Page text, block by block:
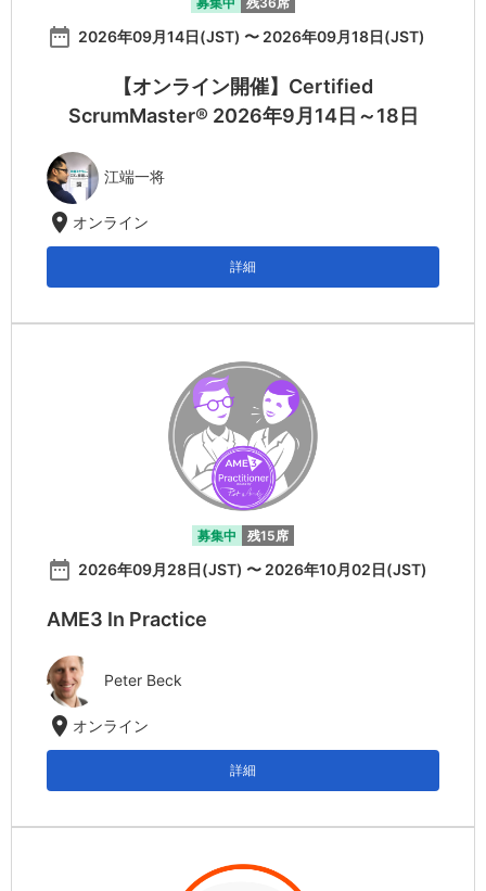
date_range 2026年09月14日(JST) 〜 2026年09月18日(JST)
【オンライン開催】Certified
ScrumMaster® 2026年9月14日～18日
江端一将
location_on オンライン
詳細
募集中 残15席
date_range 2026年09月28日(JST) 〜 2026年10月02日(JST)
AME3 In Practice
Peter Beck
location_on オンライン
詳細